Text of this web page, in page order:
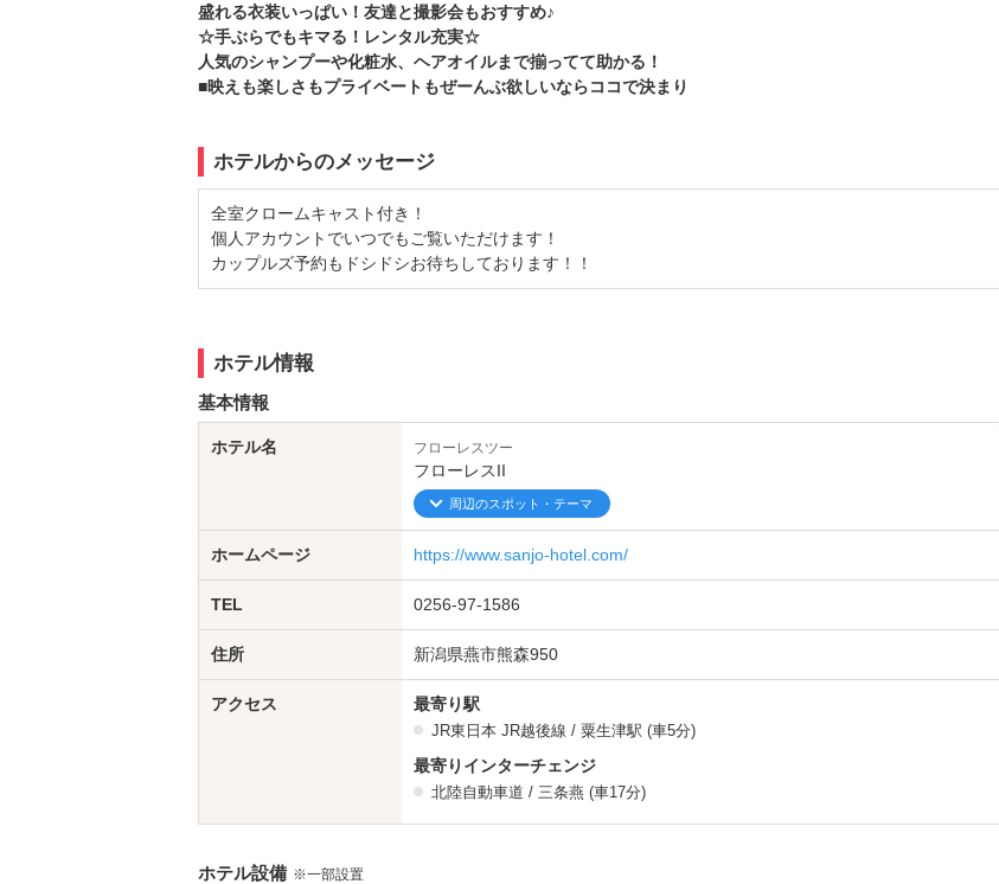
盛れる衣装いっぱい！友達と撮影会もおすすめ♪
☆手ぶらでもキマる！レンタル充実☆
人気のシャンプーや化粧水、ヘアオイルまで揃ってて助かる！
■映えも楽しさもプライベートもぜーんぶ欲しいならココで決まり
ホテルからのメッセージ
全室クロームキャスト付き！
個人アカウントでいつでもご覧いただけます！
カップルズ予約もドシドシお待ちしております！！
ホテル情報
基本情報
ホテル名 フローレスツー
フローレスII
周辺のスポット・テーマ
ホームページ https://www.sanjo-hotel.com/
TEL 0256-97-1586
住所 新潟県燕市熊森950
アクセス 最寄り駅
JR東日本 JR越後線 / 粟生津駅 (車5分)
最寄りインターチェンジ
北陸自動車道 / 三条燕 (車17分)
ホテル設備 ※一部設置